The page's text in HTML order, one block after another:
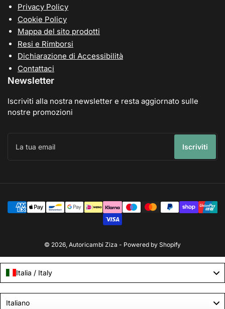
Privacy Policy
Cookie Policy
Mappa del sito prodotti
Resi e Rimborsi
Dichiarazione di Accessibilità
Contattaci
Newsletter
Iscriviti alla nostra newsletter e resta aggiornato sulle
nostre promozioni
tua
Iscriviti
Modalità
di
pagamento
© 2026, Autoricambi Ziza - Powered by Shopify
Italia / Italy
Italiano